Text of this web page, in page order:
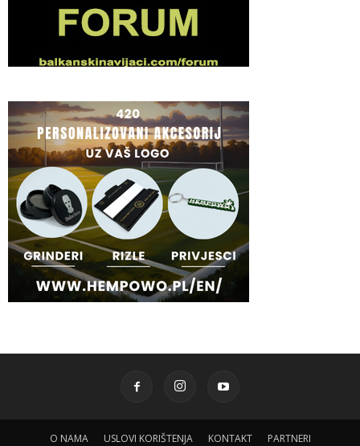
O NAMA USLOVI KORIŠTENJA KONTAKT PARTNERI